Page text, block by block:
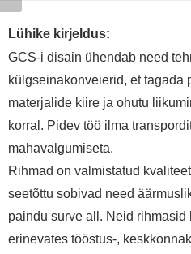
Lühike kirjeldus:
GCS-i disain ühendab need
külgseinakonveierid, et tagada
materjalide kiire ja ohutu
korral. Pidev töö ilma
mahavalgumiseta.
Rihmad on valmistatud
seetõttu sobivad need
paindu surve all. Neid
erinevates tööstus-,